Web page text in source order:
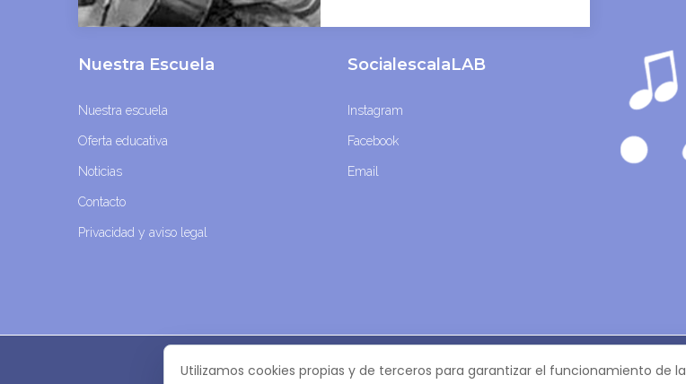
Nuestra Escuela
Nuestra escuela
Oferta educativa
Noticias
Contacto
Privacidad y aviso legal
SocialescalaLAB
Instagram
Facebook
Email
Utilizamos cookies propias y de terceros para garantizar el funcionamiento de la